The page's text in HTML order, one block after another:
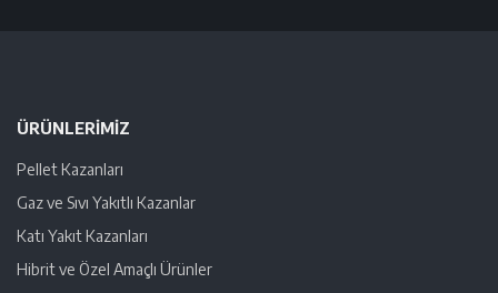
ÜRÜNLERIMIZ
Pellet Kazanları
Gaz ve Sıvı Yakıtlı Kazanlar
Katı Yakıt Kazanları
Hibrit ve Özel Amaçlı Ürünler